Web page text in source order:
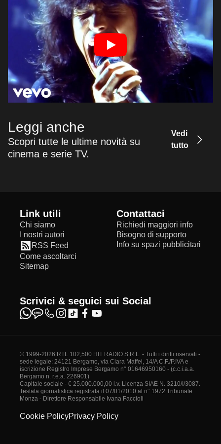
Leggi anche
Scopri tutte le ultime novità su
cinema e serie TV.
Vedi
tutto
Link utili
Chi siamo
I nostri autori
RSS Feed
Come ascoltarci
Sitemap
Contattaci
Richiedi maggiori info
Bisogno di supporto
Info su spazi pubblicitari
Scrivici & seguici sui Social
© 1999-2026 RTL 102,500 HIT RADIO S.R.L. - Tutti i diritti riservati -
sede legale: 24121 Bergamo, via Clara Maffei, 14/A C.F./P.IVA e
iscrizione Registro Imprese Bergamo n° 01646950160 - (c.c.i.a.a.
Bergamo n. r.e.a. 226901)
Capitale sociale - € 25.000.000,00 i.v. Licenza SIAE N. 3210/I/3087.
Testata giornalistica registrata il 07/01/2010 al n° 1972 Tribunale
Monza - Direttore Responsabile Ivana Faccioli
Cookie PolicyPrivacy Policy